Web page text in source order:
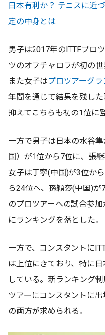
日本有利か？ テニスに近
定の中身とは
男子は2017年のITTFプロ
ツのオフチャロフが初の世
また女子はプロツアーグ
年間を通じて結果を残し
抑えてこちらも初の1位に
一方で男子は日本の水谷
国）が1位から7位に、張
女子は丁寧(中国)が3位か
ら24位へ、孫穎莎(中国)が
のプロツアーへの試合参
にランキングを落とした。
一方で、コンスタントに
は上位にきており、特に
している。新ランキング
ツアーにコンスタントに
の両方が求められる。